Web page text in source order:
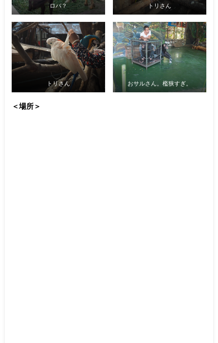
ロバ？ トリさん
トリさん おサルさん。檻狭すぎ。
＜場所＞